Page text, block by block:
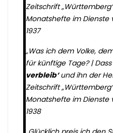
Zeitschrift
Monatshefte im Dienste
1937
„Was ich dem Volke,
für künftige Tage? |
verbleib‘und ihn der
Zeitschrift
Monatshefte im Dienste
1938